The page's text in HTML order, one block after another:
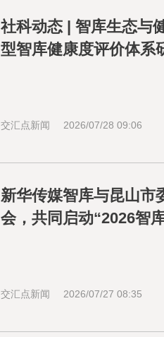
社科动态 | 智库生态与
型智库健康度评价体系
交汇点新闻 2026/07/28 09:06
新华传媒智库与昆山市
会，共同启动“2026智
交汇点新闻 2026/07/27 08:35